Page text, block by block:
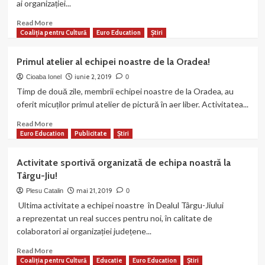
echipa
din
Oradea
parteneriat
cu
și
prietenii”!
ai organizației...
Read MoreRead
more
„Sportul
pentru
timpul
liber”
va
continua
și
Coaliția pentru Cultură Euro Education Știri
Primul atelier al echipei noastre de la Oradea!
Cioaba Ionel iunie 2, 2019 0
Timp de două zile, membrii echipei noastre de la Oradea, au
oferit micuților primul atelier de pictură în aer liber. Activitatea...
Read MoreRead
more
atelier
al
echipei
noastre
la
Oradea!
Euro Education Publicitate Știri
Activitate sportivă organizată de echipa noastră la
Târgu-Jiu!
Plesu Catalin mai 21, 2019 0
Ultima activitate a echipei noastre în Dealul Târgu-Jiului
a reprezentat un real succes pentru noi, în calitate de
colaboratori ai organizației județene...
Read MoreRead
more
Coaliția pentru Cultură Educatie Euro Education Știri